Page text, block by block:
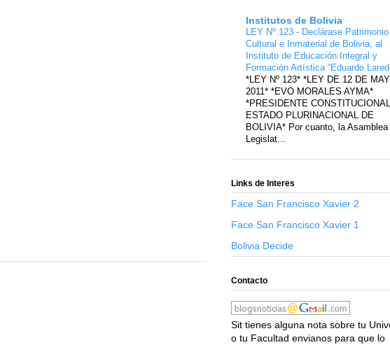
Institutos de Bolivia
LEY Nº 123 - Declárase Patrimonio
Cultural e Inmaterial de Bolivia, al
Instituto de Educación Integral y
Formación Artística “Eduardo
*LEY Nº 123* *LEY DE 12 DE
2011* *EVO MORALES AYMA*
*PRESIDENTE
ESTADO PLURINACIONAL DE
BOLIVIA* Por cuanto, la Asamblea
Legislat...
Links de Interes
Face San Francisco Xavier 2
Face San Francisco Xavier 1
Bolivia Decide
Contacto
Sit tienes alguna nota sobre tu
o tu Facultad envianos para que lo